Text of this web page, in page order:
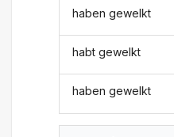
haben gewelkt
habt gewelkt
haben gewelkt